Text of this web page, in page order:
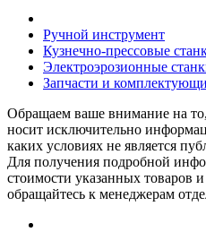
Ручной инструмент
Кузнечно-прессовые
Электроэрозионные
Запчасти и
Обращаем ваше внимание на
носит исключительно
каких условиях не является
Для получения подробной
стоимости указанных товаров
обращайтесь к менеджерам